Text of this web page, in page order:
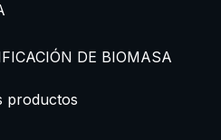
DE BIOMASA
productos